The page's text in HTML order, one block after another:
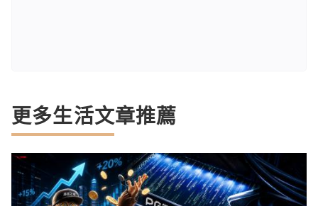
更多生活文章推薦